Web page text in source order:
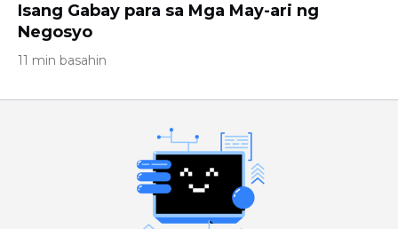
Isang Gabay para sa Mga May-ari ng
Negosyo
11 min basahin